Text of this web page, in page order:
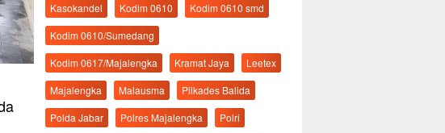
Kasokandel
Kodim 0610
Kodim 0610 smd
Kodim 0610/Sumedang
Kodim 0617/Majalengka
Kramat Jaya
Leetex
Majalengka
Malausma
Pilkades Balida
Polda Jabar
Polres Majalengka
Polri